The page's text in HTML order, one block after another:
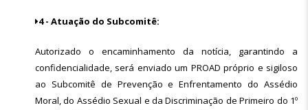
4 - Atuação do Subcomitê:
Autorizado o encaminhamento da notícia, garantindo a
confidencialidade, será enviado um PROAD próprio e sigiloso
ao Subcomitê de Prevenção e Enfrentamento do Assédio
Moral, do Assédio Sexual e da Discriminação de Primeiro do 1º